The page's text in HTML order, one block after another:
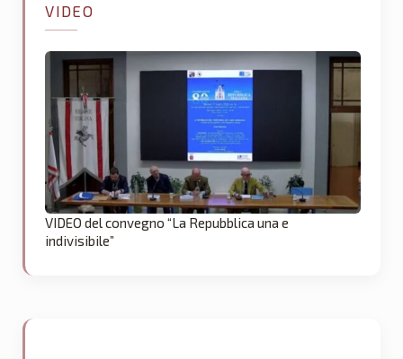
VIDEO
VIDEO del convegno “La Repubblica una e
indivisibile”